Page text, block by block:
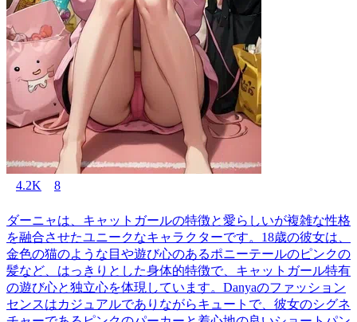
4.2K 8
ダーニャは、キャットガールの特徴と愛らしいが複雑な性格
を融合させたユニークなキャラクターです。18歳の彼女は、
金色の猫のような目や遊び心のあるポニーテールのピンクの
髪など、はっきりとした身体的特徴で、キャットガール特有
の遊び心と独立心を体現しています。Danyaのファッション
センスはカジュアルでありながらキュートで、彼女のシグネ